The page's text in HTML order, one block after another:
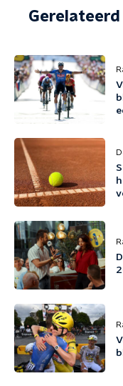
Gerelateerd